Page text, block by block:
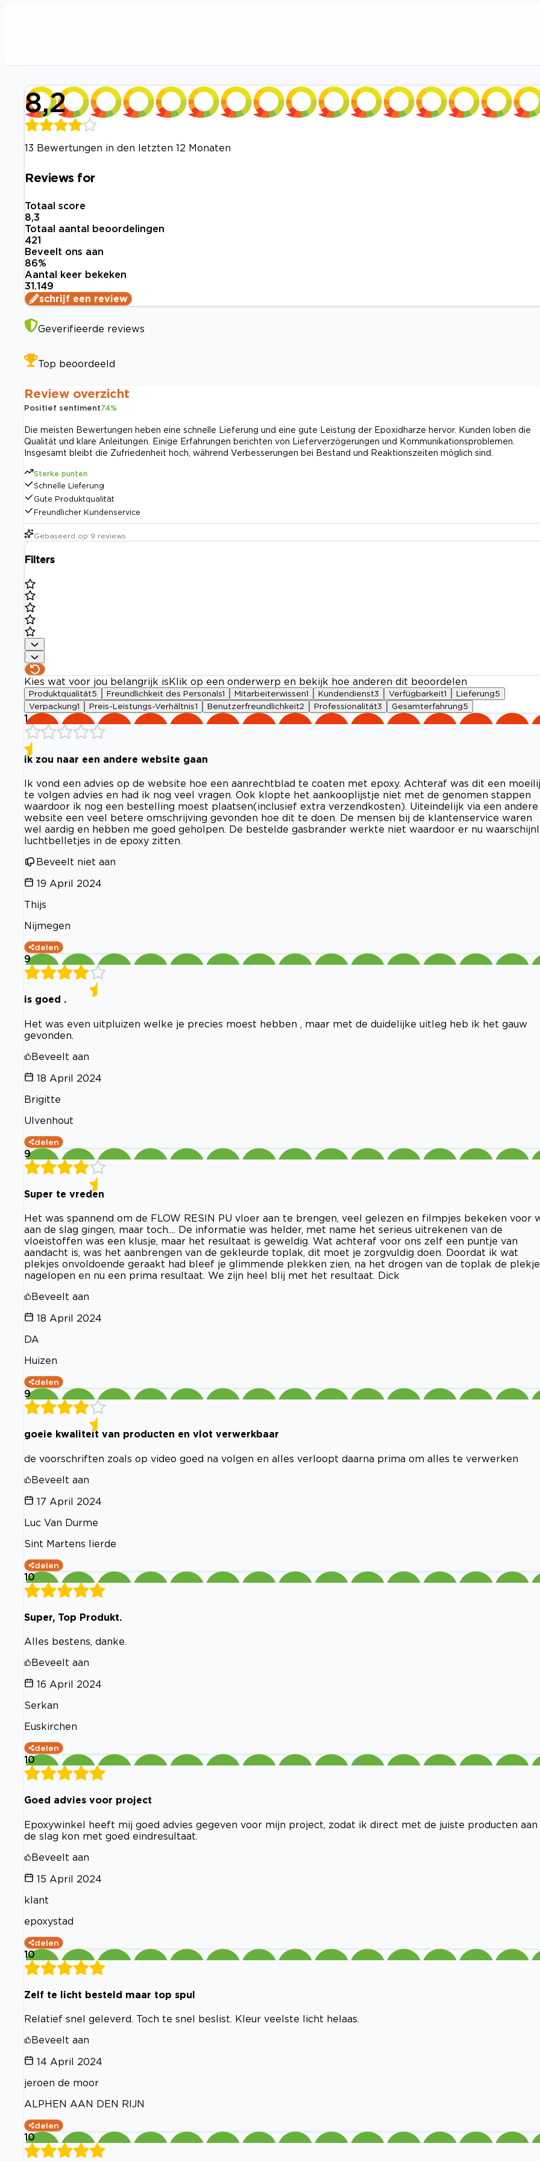
8,2
13 Bewertungen in den letzten 12 Monaten
Reviews for
Totaal score
8,3
Totaal aantal beoordelingen
421
Beveelt ons aan
86%
Aantal keer bekeken
31.149
schrijf een review
Geverifieerde reviews
Top beoordeeld
Review overzicht
Positief sentiment74%
Die meisten Bewertungen heben eine schnelle Lieferung und eine gute Leistung der Epoxidharze hervor. Kunden loben die
Qualität und klare Anleitungen. Einige Erfahrungen berichten von Lieferverzögerungen und Kommunikationsproblemen.
Insgesamt bleibt die Zufriedenheit hoch, während Verbesserungen bei Bestand und Reaktionszeiten möglich sind.
Sterke punten
Schnelle Lieferung
Gute Produktqualität
Freundlicher Kundenservice
Gebaseerd op 9 reviews
Filters
Kies wat voor jou belangrijk is Klik op een onderwerp en bekijk hoe anderen dit beoordelen
Produktqualität5 Freundlichkeit des Personals1 Mitarbeiterwissen1 Kundendienst3 Verfügbarkeit1 Lieferung5
Verpackung1 Preis-Leistungs-Verhältnis1 Benutzerfreundlichkeit2 Professionalität3 Gesamterfahrung5
1
ik zou naar een andere website gaan
Ik vond een advies op de website hoe een aanrechtblad te coaten met epoxy. Achteraf was dit een
te volgen advies en had ik nog veel vragen. Ook klopte het aankooplijstje niet met de genomen stappen
waardoor ik nog een bestelling moest plaatsen(inclusief extra verzendkosten). Uiteindelijk via een andere
website een veel betere omschrijving gevonden hoe dit te doen. De mensen bij de klantenservice waren
wel aardig en hebben me goed geholpen. De bestelde gasbrander werkte niet waardoor er nu
luchtbelletjes in de epoxy zitten.
Beveelt niet aan
19 April 2024
Thijs
Nijmegen
delen
9
is goed .
Het was even uitpluizen welke je precies moest hebben , maar met de duidelijke uitleg heb ik het gauw
gevonden.
Beveelt aan
18 April 2024
Brigitte
Ulvenhout
delen
9
Super te vreden
Het was spannend om de FLOW RESIN PU vloer aan te brengen, veel gelezen en filmpjes bekeken voor
aan de slag gingen, maar toch.... De informatie was helder, met name het serieus uitrekenen van de
vloeistoffen was een klusje, maar het resultaat is geweldig. Wat achteraf voor ons zelf een puntje van
aandacht is, was het aanbrengen van de gekleurde toplak, dit moet je zorgvuldig doen. Doordat ik wat
plekjes onvoldoende geraakt had bleef je glimmende plekken zien, na het drogen van de toplak de
nagelopen en nu een prima resultaat. We zijn heel blij met het resultaat. Dick
Beveelt aan
18 April 2024
DA
Huizen
delen
9
goeie kwaliteit van producten en vlot verwerkbaar
de voorschriften zoals op video goed na volgen en alles verloopt daarna prima om alles te verwerken
Beveelt aan
17 April 2024
Luc Van Durme
Sint Martens lierde
delen
10
Super, Top Produkt.
Alles bestens, danke.
Beveelt aan
16 April 2024
Serkan
Euskirchen
delen
10
Goed advies voor project
Epoxywinkel heeft mij goed advies gegeven voor mijn project, zodat ik direct met de juiste producten aan
de slag kon met goed eindresultaat.
Beveelt aan
15 April 2024
klant
epoxystad
delen
10
Zelf te licht besteld maar top spul
Relatief snel geleverd. Toch te snel beslist. Kleur veelste licht helaas.
Beveelt aan
14 April 2024
jeroen de moor
ALPHEN AAN DEN RIJN
delen
10